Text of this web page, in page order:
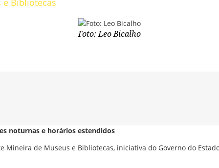
e Bibliotecas
Foto: Leo Bicalho
noturnas e horários estendidos
Mineira de Museus e Bibliotecas, iniciativa do Governo do